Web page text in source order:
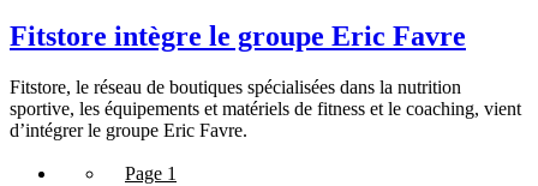
Fitstore intègre le groupe Eric Favre
Fitstore, le réseau de boutiques spécialisées dans la nutrition
sportive, les équipements et matériels de fitness et le coaching, vient
d’intégrer le groupe Eric Favre.
Page 1